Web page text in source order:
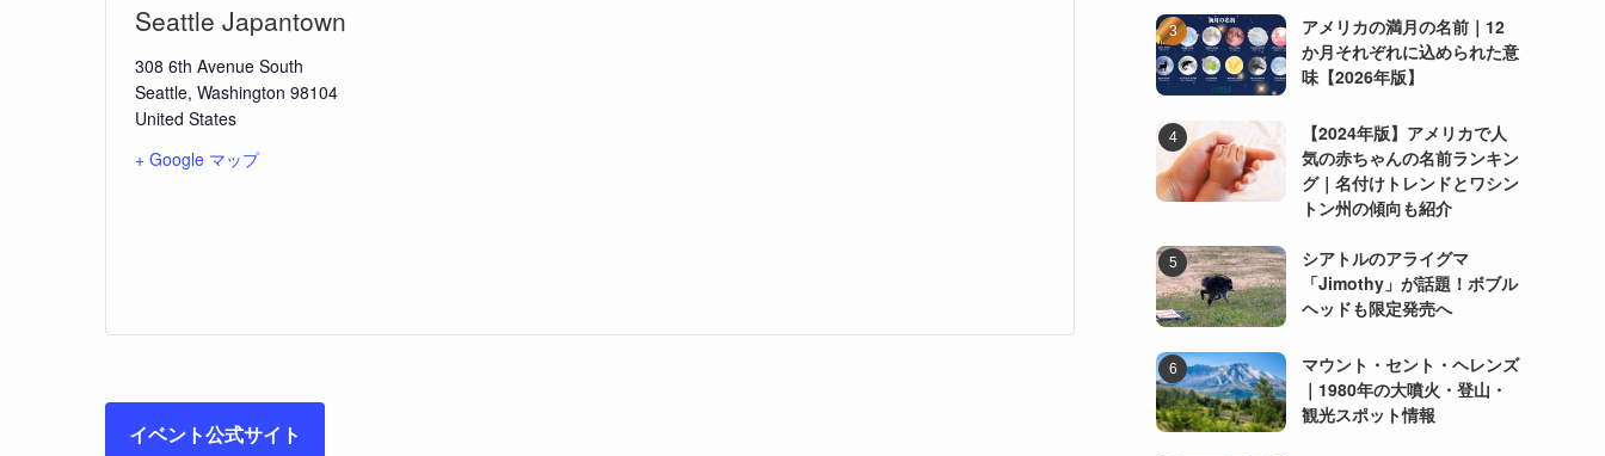
Seattle Japantown
308 6th Avenue South
Seattle, Washington 98104
United States
+ Google マップ
イベント公式サイト
アメリカの満月の名前｜12
か月それぞれに込められた意
味【2026年版】
【2024年版】アメリカで人
気の赤ちゃんの名前ランキン
グ｜名付けトレンドとワシン
トン州の傾向も紹介
シアトルのアライグマ
「Jimothy」が話題！ボブル
ヘッドも限定発売へ
マウント・セント・ヘレンズ
｜1980年の大噴火・登山・
観光スポット情報